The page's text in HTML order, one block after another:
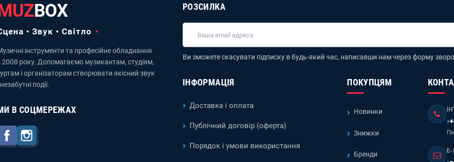
BOX
• Звук • Світло
інструменти та професійне обладнання
2008 року. Допомагаємо музикантам, студіям,
і організаторам створювати якісний звук
незабутні події.
В СОЦМЕРЕЖАХ
Facebook
РОЗСИЛКА
Ви зможете скасувати підписку в будь-який час, написавши нам через форму
ІНФОРМАЦІЯ
Доставка і оплата
Публічний договір (оферта)
Порядок і умови використання
ПОКУПЦЯМ
Новинки
Знижки
Бренди